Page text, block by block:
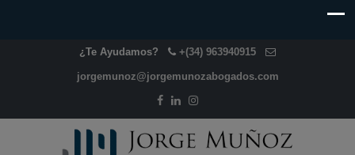
¿Te Ayudamos? +(34) 963940915
jorgemunoz@jorgemunozabogados.com